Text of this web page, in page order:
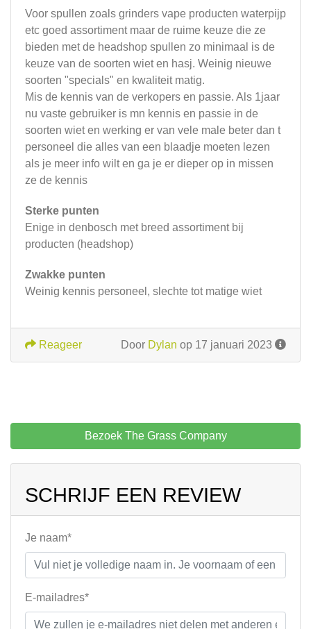
Voor spullen zoals grinders vape producten waterpijp
etc goed assortiment maar de ruime keuze die ze
bieden met de headshop spullen zo minimaal is de
keuze van de soorten wiet en hasj. Weinig nieuwe
soorten "specials" en kwaliteit matig.
Mis de kennis van de verkopers en passie. Als 1jaar
nu vaste gebruiker is mn kennis en passie in de
soorten wiet en werking er van vele male beter dan t
personeel die alles van een blaadje moeten lezen
als je meer info wilt en ga je er dieper op in missen
ze de kennis
Sterke punten
Enige in denbosch met breed assortiment bij
producten (headshop)
Zwakke punten
Weinig kennis personeel, slechte tot matige wiet
Door Dylan op 17 januari 2023
Reageer
Bezoek The Grass Company
SCHRIJF EEN REVIEW
Je naam*
E-mailadres*